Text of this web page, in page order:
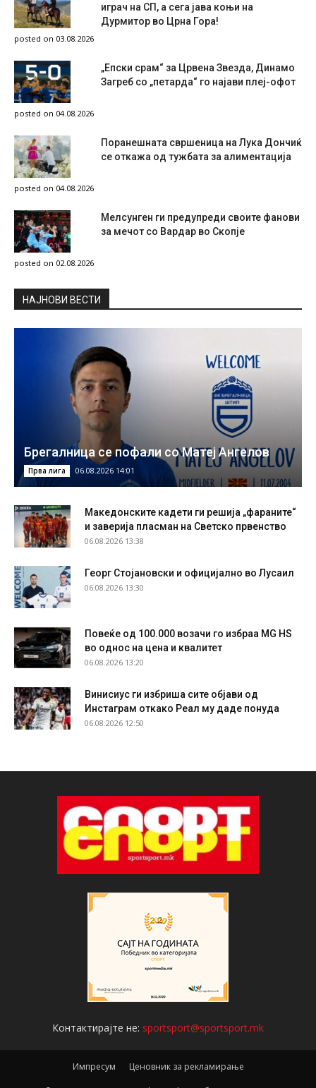
играч на СП, а сега јава коњи на
Дурмитор во Црна Гора!
posted on 03.08.2026
„Епски срам“ за Црвена Звезда, Динамо
Загреб со „петарда“ го најави плеј-офот
posted on 04.08.2026
Поранешната свршеница на Лука Дончиќ
се откажа од тужбата за алиментација
posted on 04.08.2026
Мелсунген ги предупреди своите фанови
за мечот со Вардар во Скопје
posted on 02.08.2026
НAЈНОВИ ВЕСТИ
Брегалница се пофали со Матеј Ангелов
Прва лига 06.08.2026 14:01
Македонските кадети ги решија „фараните“
и заверија пласман на Светско првенство
06.08.2026 13:38
Георг Стојановски и официјално во Лусаил
06.08.2026 13:30
Повеќе од 100.000 возачи го избраа MG HS
во однос на цена и квалитет
06.08.2026 13:20
Винисиус ги избриша сите објави од
Инстаграм откако Реал му даде понуда
06.08.2026 12:50
Контактирајте не: sportsport@sportsport.mk
Импресум Ценовник за рекламирање